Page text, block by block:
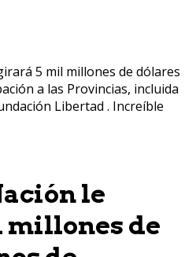
5 mil millones de dólares
a las Provincias, incluida
Libertad . Increíble
le
de